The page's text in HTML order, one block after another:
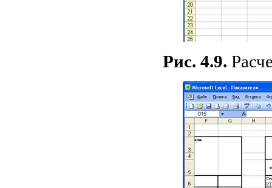
Рис. 4.9.